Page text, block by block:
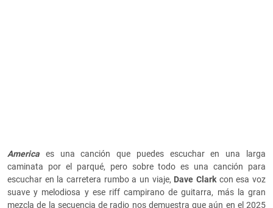
America es una canción que puedes escuchar en una larga
caminata por el parqué, pero sobre todo es una canción para
escuchar en la carretera rumbo a un viaje, Dave Clarkcon esa voz
suave y melodiosa y ese riff campirano de guitarra, más la gran
mezcla de la secuencia de radio nos demuestra que aún en el 2025